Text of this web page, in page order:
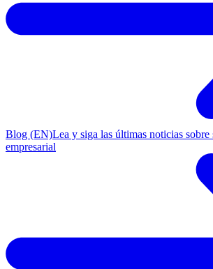
Blog (EN)Lea y siga las últimas noticias sobre
empresarial